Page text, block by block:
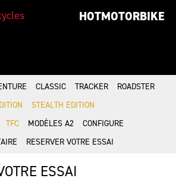
HOTMOTORBIKE
CLASSIC TRACKER
ROADSTER
STEALTH EDITION
TFC MODÈLES A2
CONFIGURE
RESERVER VOTRE ESSAI
ESSAI